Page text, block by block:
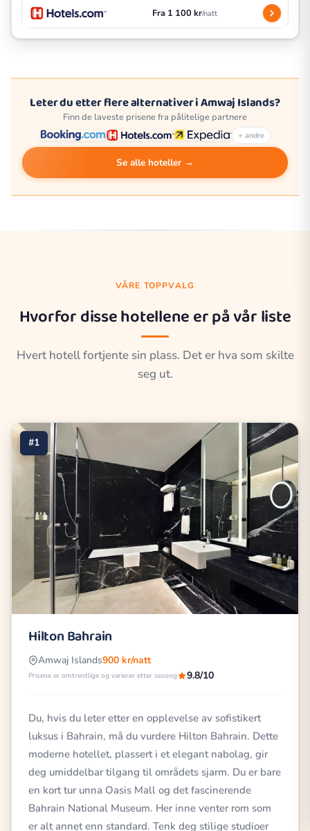
Fra 1 100 kr/natt
Leter du etter flere alternativer i Amwaj Islands?
Finn de laveste prisene fra pålitelige partnere
+ andre
Se alle hoteller →
VÅRE TOPPVALG
Hvorfor disse hotellene er på vår liste
Hvert hotell fortjente sin plass. Det er hva som skilte
seg ut.
#1
Hilton Bahrain
Amwaj Islands900 kr/natt
Prisene er omtrentlige og varierer etter sesong 9.8/10
Du, hvis du leter etter en opplevelse av sofistikert
luksus i Bahrain, må du vurdere Hilton Bahrain. Dette
moderne hotellet, plassert i et elegant nabolag, gir
deg umiddelbar tilgang til områdets sjarm. Du er bare
en kort tur unna Oasis Mall og det fascinerende
Bahrain National Museum. Her inne venter rom som
er alt annet enn standard. Tenk deg stilige studioer